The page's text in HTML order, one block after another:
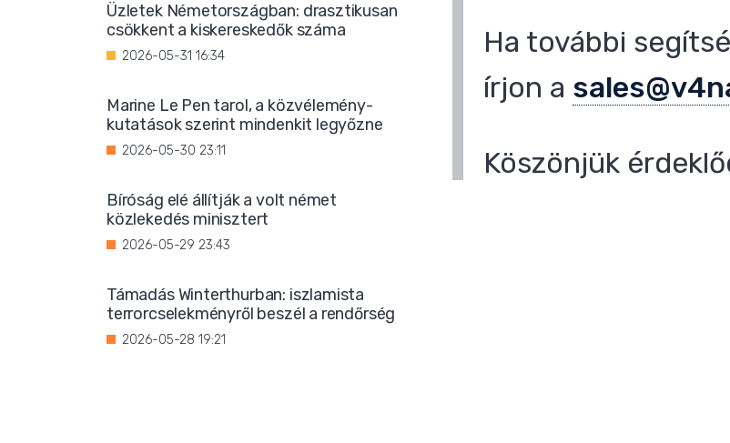
Ha további
írjon a
Köszönjük
Üzletek Németországban: drasztikusan
csökkent a kiskereskedők száma
2026-05-31 16:34
Marine Le Pen tarol, a közvélemény-
kutatások szerint mindenkit legyőzne
2026-05-30 23:11
Bíróság elé állítják a volt német
közlekedés minisztert
2026-05-29 23:43
Támadás Winterthurban: iszlamista
terrorcselekményről beszél a rendőrség
2026-05-28 19:21